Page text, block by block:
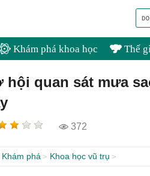
Khám phá khoa học Thế
hội quan sát mưa
372
Khám phá Khoa học vũ trụ